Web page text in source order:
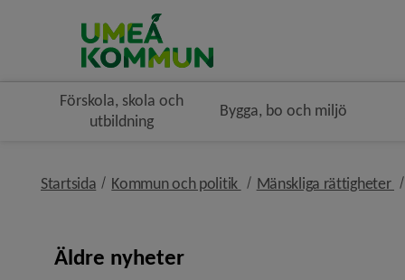
Förskola, skola och
utbildning
Bygga, bo och miljö
Startsida Kommun och politik nivå i
Mänskliga rättigheter
Äldre nyheter